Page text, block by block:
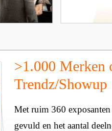
>1.000 Merken
Trendz/Showup
Met ruim 360
gevuld en het aantal